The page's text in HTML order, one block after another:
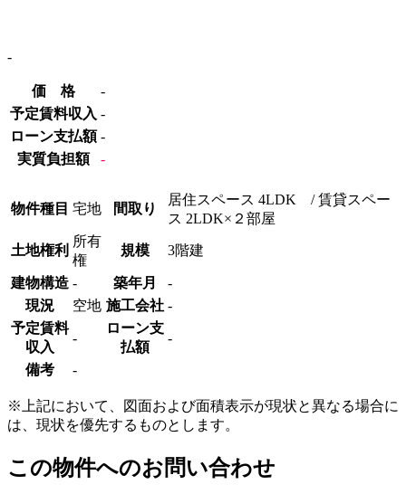
-
価 格
-
予定賃料収入 -
ローン支払額 -
実質負担額
-
物件種目 宅地 間取り
居住スペース 4LDK / 賃貸スペー
ス 2LDK×２部屋
土地権利
所有
権
規模 3階建
建物構造 - 築年月
-
現況
空地 施工会社 -
予定賃料
収入
-
ローン支
払額
-
備考 -
※上記において、図面および面積表示が現状と異なる場合に
は、現状を優先するものとします。
この物件へのお問い合わせ